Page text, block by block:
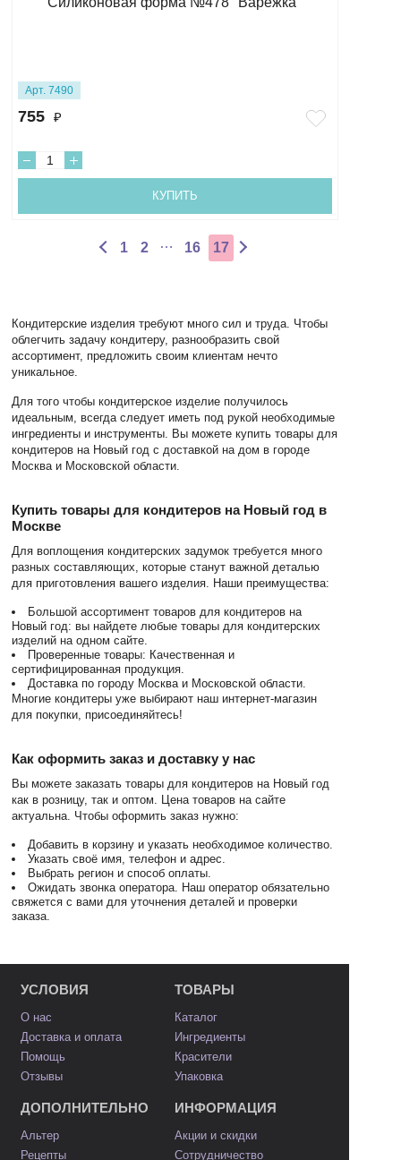
Арт. 7490
755 ₽
КУПИТЬ
1 2 … 16 17
Кондитерские изделия требуют много сил и труда. Чтобы
облегчить задачу кондитеру, разнообразить свой
ассортимент, предложить своим клиентам нечто
уникальное.
Для того чтобы кондитерское изделие получилось
идеальным, всегда следует иметь под рукой необходимые
ингредиенты и инструменты. Вы можете купить товары для
кондитеров на Новый год с доставкой на дом в городе
Москва и Московской области.
Купить товары для кондитеров на Новый год в
Москве
Для воплощения кондитерских задумок требуется много
разных составляющих, которые станут важной деталью
для приготовления вашего изделия. Наши преимущества:
Большой ассортимент товаров для кондитеров на
Новый год: вы найдете любые товары для кондитерских
изделий на одном сайте.
Проверенные товары: Качественная и
сертифицированная продукция.
Доставка по городу Москва и Московской области.
Многие кондитеры уже выбирают наш интернет-магазин
для покупки, присоединяйтесь!
Как оформить заказ и доставку у нас
Вы можете заказать товары для кондитеров на Новый год
как в розницу, так и оптом. Цена товаров на сайте
актуальна. Чтобы оформить заказ нужно:
Добавить в корзину и указать необходимое количество.
Указать своё имя, телефон и адрес.
Выбрать регион и способ оплаты.
Ожидать звонка оператора. Наш оператор обязательно
свяжется с вами для уточнения деталей и проверки
заказа.
УСЛОВИЯ
О нас
Доставка и оплата
Помощь
Отзывы
ТОВАРЫ
Каталог
Ингредиенты
Красители
Упаковка
ДОПОЛНИТЕЛЬНО
Альтер
Рецепты
ИНФОРМАЦИЯ
Акции и скидки
Сотрудничество